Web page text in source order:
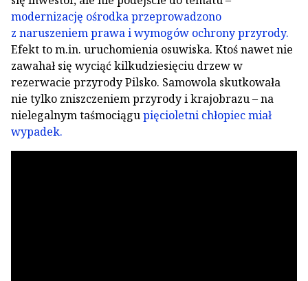
modernizację ośrodka przeprowadzono
z naruszeniem prawa i wymogów ochrony przyrody.
Efekt to m.in. uruchomienia osuwiska. Ktoś nawet nie
zawahał się wyciąć kilkudziesięciu drzew w
rezerwacie przyrody Pilsko. Samowola skutkowała
nie tylko zniszczeniem przyrody i krajobrazu – na
nielegalnym taśmociągupięcioletni chłopiec miał
wypadek.